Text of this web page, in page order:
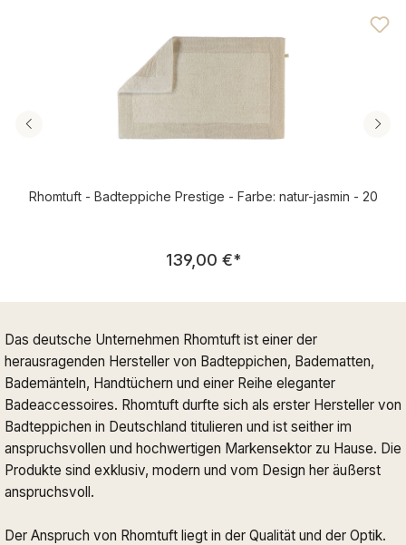
Rhomtuft - Badteppiche Prestige - Farbe: natur-jasmin - 20
Regulärer Preis:
139,00 €*
Das deutsche Unternehmen Rhomtuft ist einer der
herausragenden Hersteller von Badteppichen, Badematten,
Bademänteln, Handtüchern und einer Reihe eleganter
Badeaccessoires. Rhomtuft durfte sich als erster Hersteller von
Badteppichen in Deutschland titulieren und ist seither im
anspruchsvollen und hochwertigen Markensektor zu Hause. Die
Produkte sind exklusiv, modern und vom Design her äußerst
anspruchsvoll.
Der Anspruch von Rhomtuft liegt in der Qualität und der Optik.